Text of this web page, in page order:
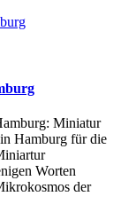
Miniatur
Hamburg für die
Worten
der